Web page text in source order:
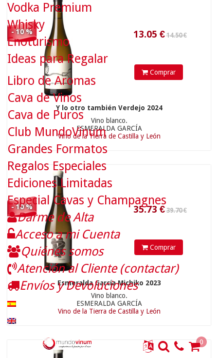
- 10 %
Comprar
Y lo otro también Verdejo 2024
Vino blanco.
ESMERALDA GARCÍA
Vino de la Tierra de Castilla y León
- 10 %
35.73€
Comprar
Esmeralda García Michiko 2023
Vino blanco.
ESMERALDA GARCÍA
Vino de la Tierra de Castilla y León
Vodka Premium
Whisky
Enoturismo
Ideas para Regalar
Libro de Aromas
Cava de Vinos
Cava de Puros
Club MundoVinum
Grandes Formatos
Regalos Especiales
Ediciones Limitadas
Especial Cavas y Champagnes
Darme de Alta
Acceso a mi Cuenta
Quiénes somos
Atención al Cliente (contactar)
Envíos y Devoluciones
0